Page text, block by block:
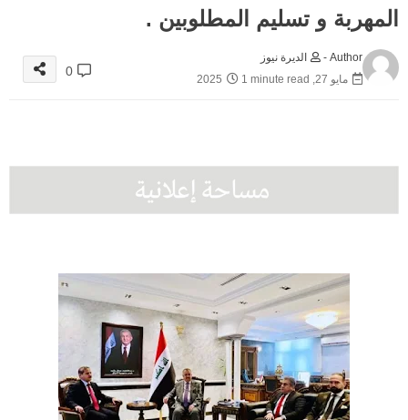
المهربة و تسليم المطلوبين .
Author -
الديرة نيوز
مايو 27, 2025
1 minute read
0